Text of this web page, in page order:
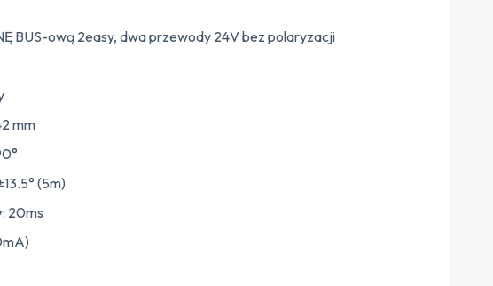
BUS-ową 2easy, dwa przewody 24V bez polaryzacji
mm
(5m)
: 20ms